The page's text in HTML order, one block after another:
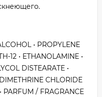
• PROPYLENE
12 • ETHANOLAMINE •
DISTEARATE •
CHLORIDE
PARFUM / FRAGRANCE